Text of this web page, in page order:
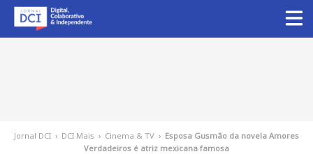
Jornal DCI › DCI Mais › Cinema & TV › Esposa Gusmão da novela Amores
Verdadeiros é atriz mexicana famosa